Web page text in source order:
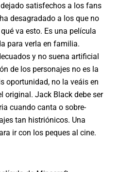
satisfechos a los fans
desagradado a los que no
va esto. Es una película
para verla en familia.
y no suena artificial
de los personajes no es la
oportunidad, no la veáis en
original. Jack Black debe ser
cuando canta o sobre-
tan histriónicos. Una
ir con los peques al cine.